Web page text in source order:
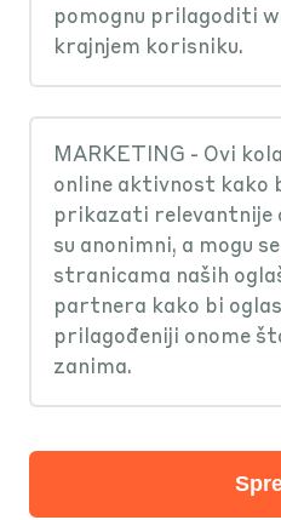
pripadajuće
Tvoje osobne
informacijski
GDPR-om i svim
propisima.
Kome se mogu
pogreške na
Isključivo izdavatelj
odgovoran za
računa i
pitanja se obrati
pomognu prilagoditi
krajnjem korisniku.
MARKETING - Ovi
online aktivnost kako
prikazati relevantnije
su anonimni, a mogu
stranicama naših
partnera kako bi
prilagođeniji onome
zanima.